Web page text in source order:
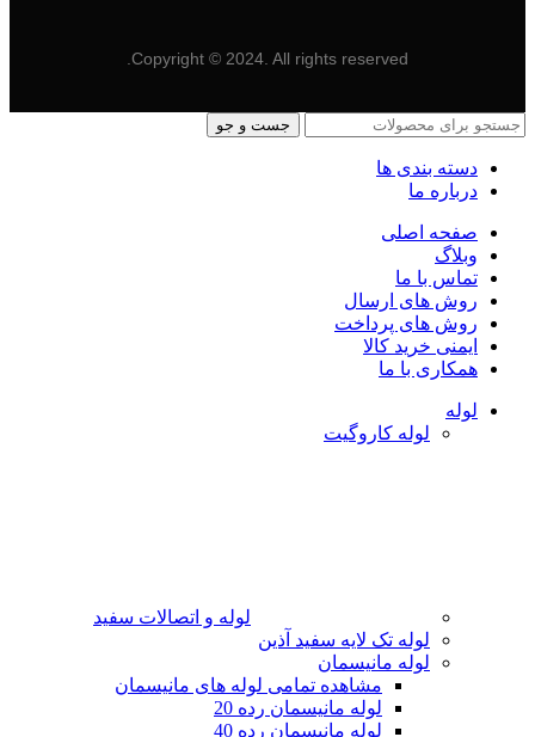
Copyright © 2024. All rights reserved.
جست و جو
دسته بندی ها
درباره ما
صفحه اصلی
وبلاگ
تماس با ما
روش های ارسال
روش های پرداخت
ایمنی خرید کالا
همکاری با ما
لوله
لوله کاروگیت
لوله و اتصالات سفید
لوله تک لایه سفید آذین
لوله مانیسمان
مشاهده تمامی لوله های مانیسمان
لوله مانیسمان رده 20
لوله مانیسمان رده 40